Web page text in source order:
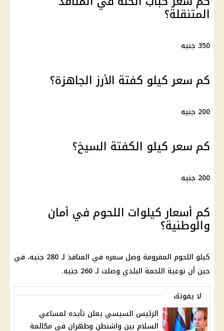
المتنقلة؟
350 جنيه
كم سعر كيلو كفتة الأرز الجاهزة؟
200 جنيه
كم سعر كيلو الكفتة السيخ؟
200 جنيه
كم أسعار كيلوات اللحوم في أمان
والوطنية؟
كيلو اللحوم المفرومة وصل سعره في المنافذ لـ 280 جنيه، في
حين أن نوعية اللحمة البلدي وصلت لـ 260 جنيه.
لا يفوتك
الرئيس السيسي يعلن تأيده لمساعي
السلام بين واشنطن وطهران في مكالمة